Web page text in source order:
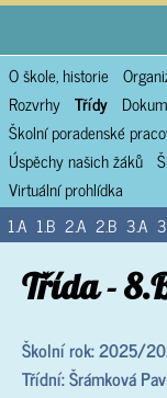
O škole, historie
Rozvrhy Třídy
Školní poradenské
Úspěchy našich žáků
Virtuální prohlídka
1.A 1.B 2.A 2.B 3.A
Třída -
Školní rok: 2025/
Třídní: Šrámková